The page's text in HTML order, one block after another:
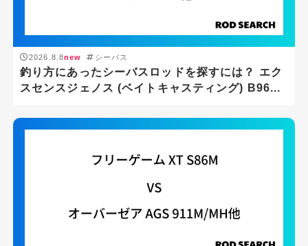
2026.8.8new シーバス
釣り方にあったシーバスロッドを探すには？ エク
スセンスジェノス (ベイトキャスティング) B96...